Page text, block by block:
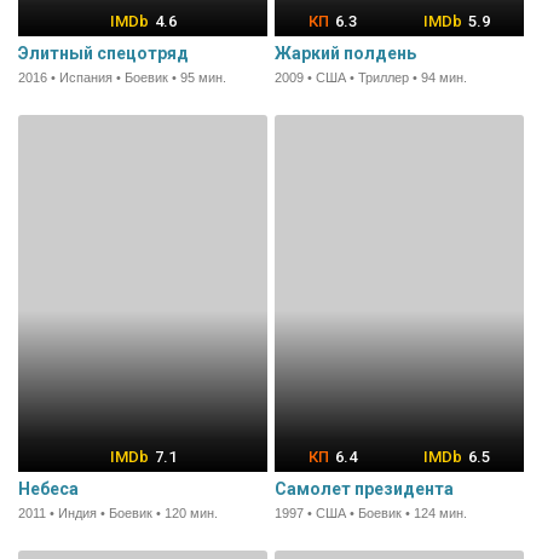
4.6
Элитный спецотряд
2016 • Испания • Боевик • 95 мин.
6.3 5.9
Жаркий полдень
2009 • США • Триллер • 94 мин.
7.1
Небеса
2011 • Индия • Боевик • 120 мин.
6.4 6.5
Самолет президента
1997 • США • Боевик • 124 мин.